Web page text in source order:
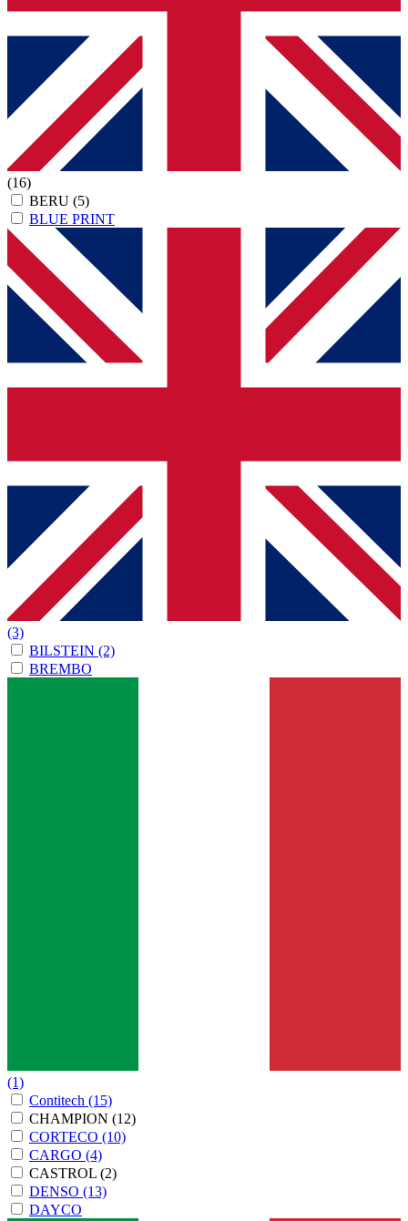
(16)
BERU (5)
BLUE PRINT
(3)
BILSTEIN (2)
BREMBO
(1)
Contitech (15)
CHAMPION (12)
CORTECO (10)
CARGO (4)
CASTROL (2)
DENSO (13)
DAYCO